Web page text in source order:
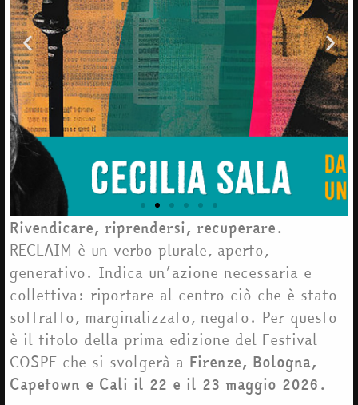
Rivendicare, riprendersi, recuperare.
RECLAIM è un verbo plurale, aperto,
generativo. Indica un’azione necessaria e
collettiva: riportare al centro ciò che è stato
sottratto, marginalizzato, negato. Per questo
è il titolo della prima edizione del Festival
COSPE che si svolgerà a Firenze, Bologna,
Capetown e Cali il 22 e il 23 maggio 2026.